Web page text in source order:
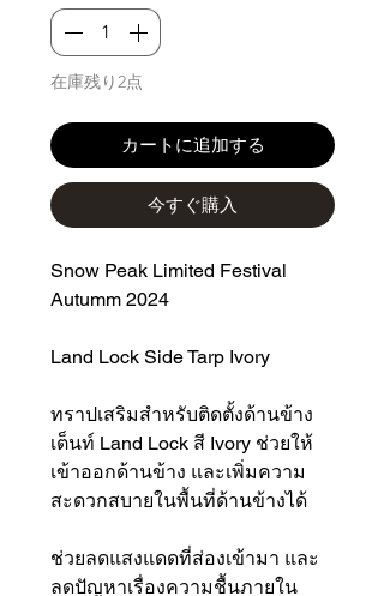
在庫残り2点
カートに追加する
今すぐ購入
Snow Peak Limited Festival
Autumm 2024
Land Lock Side Tarp Ivory
ทราปเสริมสำหรับติดตั้งด้านข้าง
เต็นท์ Land Lock สี Ivory ช่วยให้
เข้าออกด้านข้าง และเพิ่มความ
สะดวกสบายในพื้นที่ด้านข้างได้
ช่วยลดแสงแดดที่ส่องเข้ามา และ
ลดปัญหาเรื่องความชื้นภายใน